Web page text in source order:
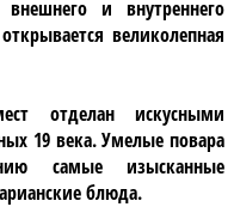
и внутреннего
великолепная
отделан искусными
19 века. Умелые повара
самые изысканные
блюда.